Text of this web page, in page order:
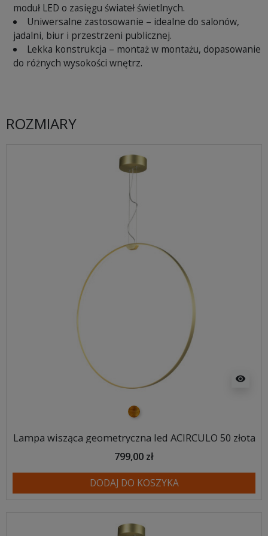
moduł LED o zasięgu świateł świetlnych.
Uniwersalne zastosowanie – idealne do salonów,
jadalni, biur i przestrzeni publicznej.
Lekka konstrukcja – montaż w montażu, dopasowanie
do różnych wysokości wnętrz.
ROZMIARY
visibility
złoty
Lampa wisząca geometryczna led ACIRCULO 50 złota
799,00 zł
DODAJ DO KOSZYKA